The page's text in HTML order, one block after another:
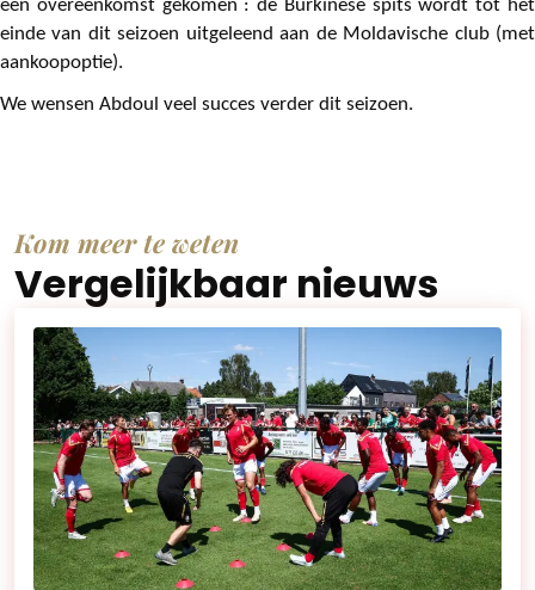
een overeenkomst gekomen : de Burkinese spits wordt tot het
einde van dit seizoen uitgeleend aan de Moldavische club (met
aankoopoptie).
We wensen Abdoul veel succes verder dit seizoen.
Kom meer te weten
Vergelijkbaar nieuws